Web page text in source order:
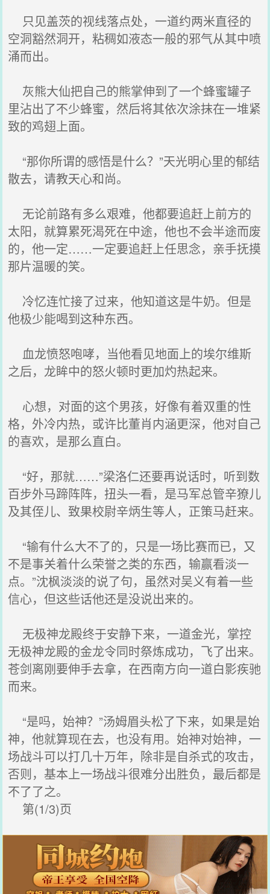
只见盖茨的视线落点处，一道约两米直径的
空洞豁然洞开，粘稠如液态一般的邪气从其中喷
涌而出。
灰熊大仙把自己的熊掌伸到了一个蜂蜜罐子
里沾出了不少蜂蜜，然后将其依次涂抹在一堆紧
致的鸡翅上面。
“那你所谓的感悟是什么？”天光明心里的郁结
散去，请教天心和尚。
无论前路有多么艰难，他都要追赶上前方的
太阳，就算累死渴死在中途，他也不会半途而废
的，他一定……一定要追赶上任思念，亲手抚摸
那片温暖的笑。
冷忆连忙接了过来，他知道这是牛奶。但是
他极少能喝到这种东西。
血龙愤怒咆哮，当他看见地面上的埃尔维斯
之后，龙眸中的怒火顿时更加灼热起来。
心想，对面的这个男孩，好像有着双重的性
格，外冷内热，或许比董肖内涵更深，他对自己
的喜欢，是那么直白。
“好，那就……”梁洛仁还要再说话时，听到数
百步外马蹄阵阵，扭头一看，是马军总管辛獠儿
及其侄儿、致果校尉辛炳生等人，正策马赶来。
“输有什么大不了的，只是一场比赛而已，又
不是事关着什么荣誉之类的东西，输赢看淡一
点。”沈枫淡淡的说了句，虽然对吴义有着一些
信心，但这些话他还是没说出来的。
无极神龙殿终于安静下来，一道金光，掌控
无极神龙殿的金龙令同时祭炼成功，飞了出来。
苍剑离刚要伸手去拿，在西南方向一道白影疾驰
而来。
“是吗，始神？”汤姆眉头松了下来，如果是始
神，他就算现在去，也没有用。始神对始神，一
场战斗可以打几十万年，除非是自杀式的攻击，
否则，基本上一场战斗很难分出胜负，最后都是
不了了之。
第(1/3)页